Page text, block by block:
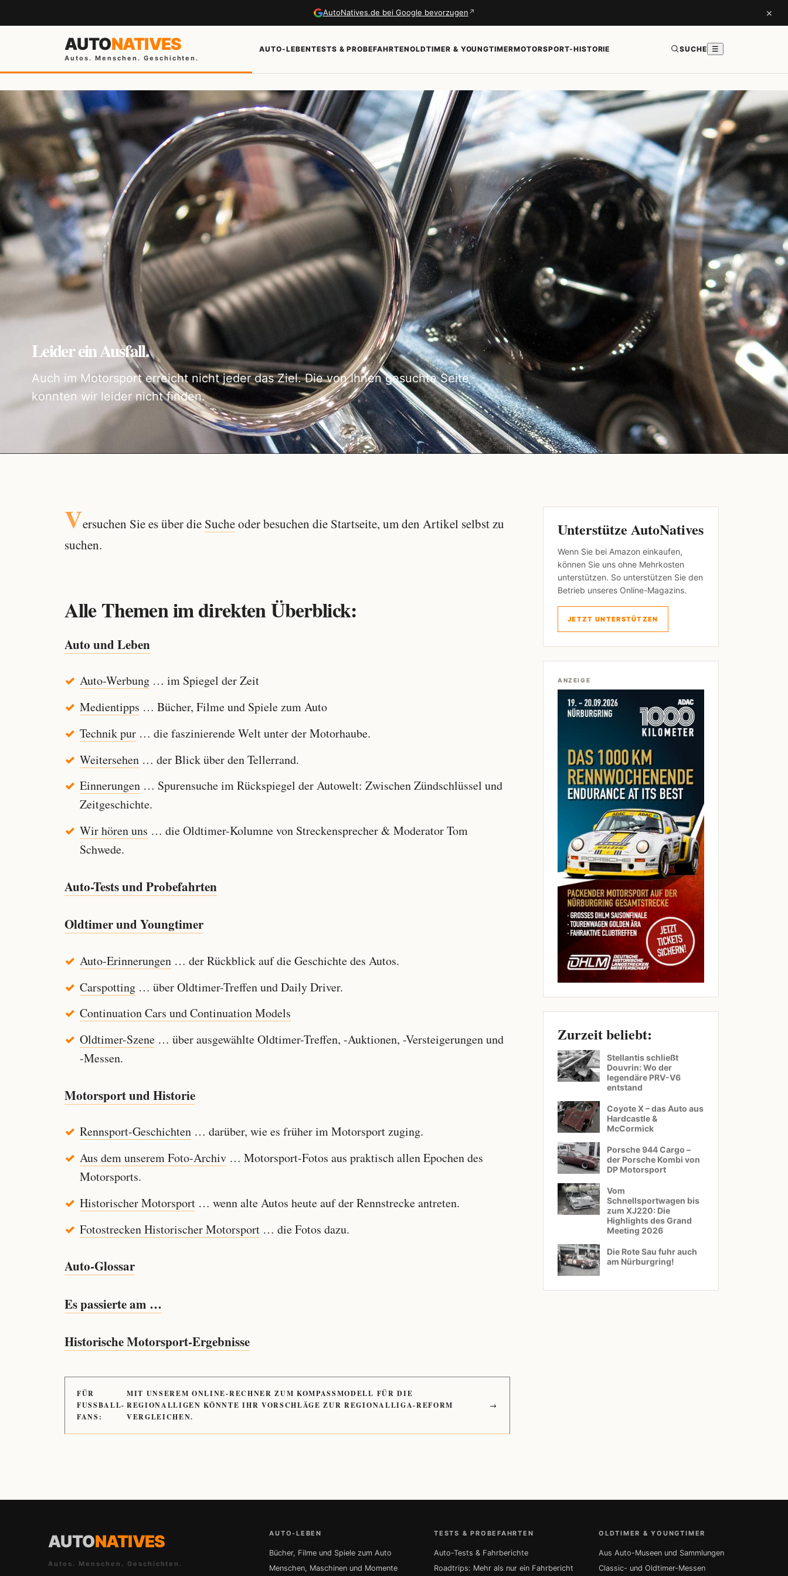
AutoNatives.de bei Google bevorzugen ↗ ×
AUTONATIVES
Autos. Menschen. Geschichten.
AUTO-LEBENTESTS & PROBEFAHRTENOLDTIMER & YOUNGTIMERMOTORSPORT-HISTORIE SUCHE ☰
Leider ein Ausfall.
Auch im Motorsport erreicht nicht jeder das Ziel. Die von Ihnen gesuchte Seite
konnten wir leider nicht finden.
Versuchen Sie es über die Sucheoder besuchen die Startseite, um den Artikel selbst zu
suchen.
Alle Themen im direkten Überblick:
Auto und Leben
Auto-Werbung… im Spiegel der Zeit
Medientipps … Bücher, Filme und Spiele zum Auto
Technik pur… die faszinierende Welt unter der Motorhaube.
Weitersehen… der Blick über den Tellerrand.
Einnerungen… Spurensuche im Rückspiegel der Autowelt: Zwischen Zündschlüssel und
Zeitgeschichte.
Wir hören uns … die Oldtimer-Kolumne von Streckensprecher & Moderator Tom
Schwede.
Auto-Tests und Probefahrten
Oldtimer und Youngtimer
Auto-Erinnerungen… der Rückblick auf die Geschichte des Autos.
Carspotting… über Oldtimer-Treffen und Daily Driver.
Continuation Cars und Continuation Models
Oldtimer-Szene… über ausgewählte Oldtimer-Treffen, -Auktionen, -Versteigerungen und
-Messen.
Motorsport und Historie
Rennsport-Geschichten… darüber, wie es früher im Motorsport zuging.
Aus dem unserem Foto-Archiv… Motorsport-Fotos aus praktisch allen Epochen des
Motorsports.
Historischer Motorsport… wenn alte Autos heute auf der Rennstrecke antreten.
Fotostrecken Historischer Motorsport… die Fotos dazu.
Auto-Glossar
Es passierte am …
Historische Motorsport-Ergebnisse
FÜR
FUSSBALL-
FANS:
MIT UNSEREM ONLINE-RECHNER ZUM KOMPASSMODELL FÜR DIE
REGIONALLIGEN KÖNNTE IHR VORSCHLÄGE ZUR REGIONALLIGA-REFORM
VERGLEICHEN.
→
Unterstütze AutoNatives
Wenn Sie bei Amazon einkaufen,
können Sie uns ohne Mehrkosten
unterstützen. So unterstützen Sie den
Betrieb unseres Online-Magazins.
JETZT UNTERSTÜTZEN
ANZEIGE
Zurzeit beliebt:
Stellantis schließt
Douvrin: Wo der
legendäre PRV-V6
entstand
Coyote X – das Auto aus
Hardcastle &
McCormick
Porsche 944 Cargo –
der Porsche Kombi von
DP Motorsport
Vom
Schnellsportwagen bis
zum XJ220: Die
Highlights des Grand
Meeting 2026
Die Rote Sau fuhr auch
am Nürburgring!
AUTONATIVES
Autos. Menschen. Geschichten.
AUTO-LEBEN
Bücher, Filme und Spiele zum Auto
Menschen, Maschinen und Momente
TESTS & PROBEFAHRTEN
Auto-Tests & Fahrberichte
Roadtrips: Mehr als nur ein Fahrbericht
OLDTIMER & YOUNGTIMER
Aus Auto-Museen und Sammlungen
Classic- und Oldtimer-Messen